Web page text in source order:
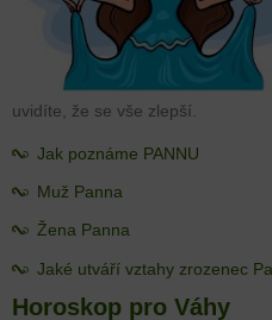
uvidíte, že se vše zlepší.
Jak poznáme PANNU
Muž Panna
Žena Panna
Jaké utváří vztahy zrozenec
Horoskop pro Váhy